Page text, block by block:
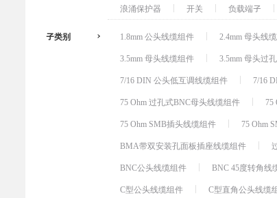
浪涌保护器
开关 负载端子
子类别 1.8mm 公头线缆组件 2.4mm 母头线
3.5mm 母头线缆组件
3.5mm 母头过
7/16 DIN 公头低互调线缆组件
7/16
75 Ohm 过孔式BNC母头线缆组件
75
75 Ohm SMB插头线缆组件
75 Ohm
BMA带双安装孔面板插座线缆组件
BNC公头线缆组件
BNC 45度转角线
C型公头线缆组件
C型直角公头线缆